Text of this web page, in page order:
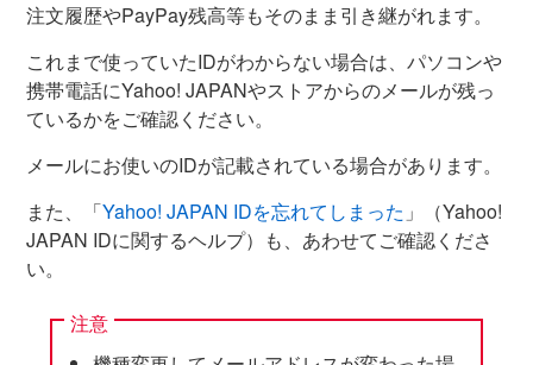
注文履歴やPayPay残高等もそのまま引き継がれます。
これまで使っていたIDがわからない場合は、パソコンや
携帯電話にYahoo! JAPANやストアからのメールが残っ
ているかをご確認ください。
メールにお使いのIDが記載されている場合があります。
また、「Yahoo! JAPAN IDを忘れてしまった 」（Yahoo!
JAPAN IDに関するヘルプ）も、あわせてご確認くださ
い。
注意